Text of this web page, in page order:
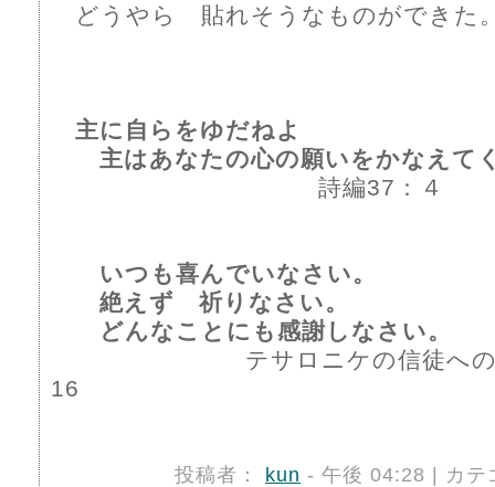
どうやら 貼れそうなものができた
主に自らをゆだねよ
主はあなたの心の願いをかなえ
詩編37：４
いつも喜んでいなさい。
絶えず 祈りなさい。
どんなことにも感謝しなさい。
テサロニケの信徒への
16
投稿者： kun - 午後 04:28 | カ